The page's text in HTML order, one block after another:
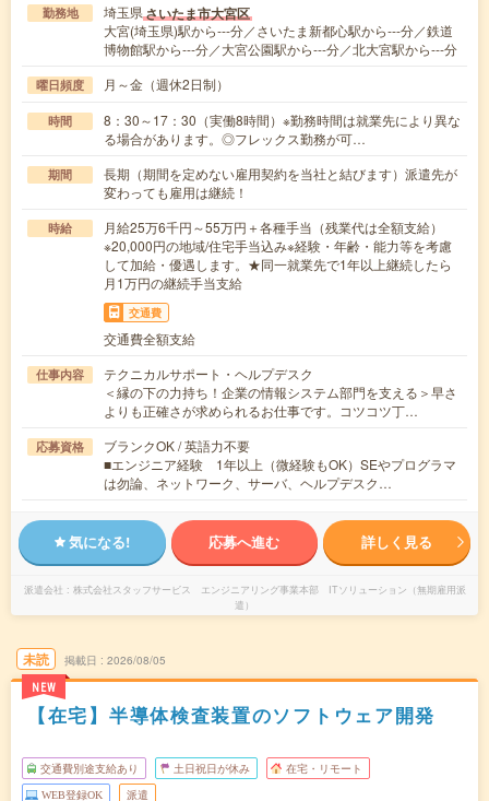
勤務地 埼玉県さいたま市大宮区
大宮(埼玉県)駅から---分／さいたま新都心駅から---分／鉄道
博物館駅から---分／大宮公園駅から---分／北大宮駅から---分
曜日頻度 月～金（週休2日制）
時間
8：30～17：30（実働8時間）※勤務時間は就業先により異な
る場合があります。◎フレックス勤務が可…
期間
長期（期間を定めない雇用契約を当社と結びます）派遣先が
変わっても雇用は継続！
時給
月給25万6千円～55万円＋各種手当（残業代は全額支給）
※20,000円の地域/住宅手当込み※経験・年齢・能力等を考慮
して加給・優遇します。★同一就業先で1年以上継続したら
月1万円の継続手当支給
交通費
交通費全額支給
仕事内容
テクニカルサポート・ヘルプデスク
＜縁の下の力持ち！企業の情報システム部門を支える＞早さ
よりも正確さが求められるお仕事です。コツコツ丁…
応募資格
ブランクOK / 英語力不要
■エンジニア経験 1年以上（微経験もOK）SEやプログラマ
は勿論、ネットワーク、サーバ、ヘルプデスク…
気になる! 応募へ進む 詳しく見る
派遣会社
株式会社スタッフサービス エンジニアリング事業本部 ITソリューション（無期雇用派
遣）
未読
NEW
掲載日 2026/08/05
【在宅】半導体検査装置のソフトウェア開発
交通費別途支給あり 土日祝日が休み 在宅・リモート
WEB登録OK 派遣